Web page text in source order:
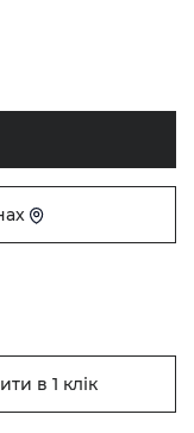
в 1 клік